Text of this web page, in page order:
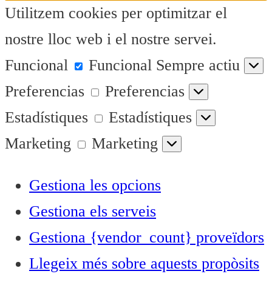
Utilitzem cookies per optimitzar el
nostre lloc web i el nostre servei.
Funcional
Funcional Sempre actiu
Preferencias
Preferencias
Estadístiques
Estadístiques
Marketing
Marketing
Gestiona les opcions
Gestiona els serveis
Gestiona {vendor_count} proveïdors
Llegeix més sobre aquests propòsits